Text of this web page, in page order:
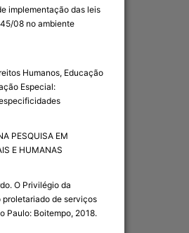
implementação das leis
08 no ambiente
Humanos, Educação
Especial:
PESQUISA EM
E HUMANAS
O Privilégio da
proletariado de serviços
Paulo: Boitempo, 2018.